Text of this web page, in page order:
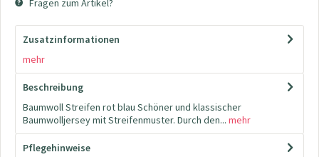
Fragen zum Artikel?
Zusatzinformationen
mehr
Beschreibung
Baumwoll Streifen rot blau Schöner und klassischer
Baumwolljersey mit Streifenmuster. Durch den... mehr
Pflegehinweise